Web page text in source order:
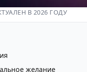
В 2026 ГОДУ
желание